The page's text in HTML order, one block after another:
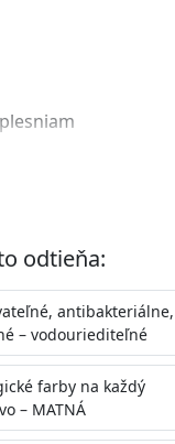
farba s iónmi
baktérií na
hygienickú
detské
Je plne
vodných pár z
rozliv. Je
odtieňa:
antibakteriálne,
– vodouriediteľné
farby na každý
– MATNÁ